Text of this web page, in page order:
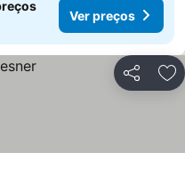
Ver preços
Partilhar